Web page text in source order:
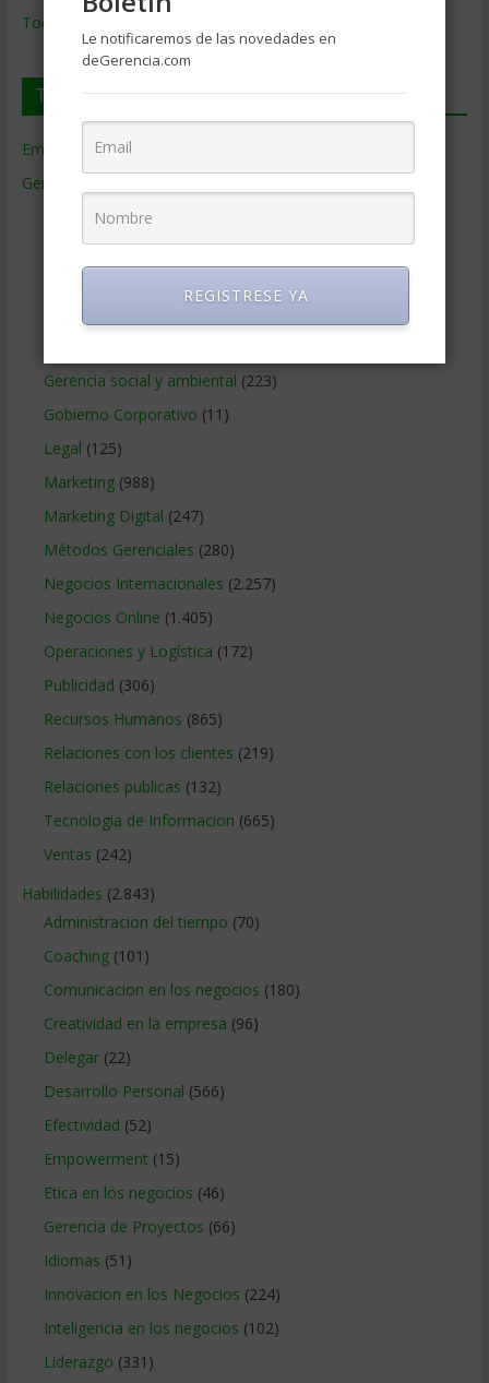
Todos los Temas
Temas de Gerencia
Empresas de Gerencia
Gerencia
Ciencias Económicas
Contabilidad(466)
Gerencia social y ambiental (223)
Gobierno Corporativo (11)
Legal (125)
Marketing(988)
Marketing Digital (247)
Métodos Gerenciales (280)
Negocios Internacionales (2.257)
Negocios Online (1.405)
Operaciones y Logística (172)
Publicidad (306)
Recursos Humanos (865)
Relaciones con los clientes (219)
Relaciones publicas (132)
Tecnologia de Informacion (665)
Ventas (242)
Habilidades (2.843)
Administracion del tiempo (70)
Coaching(101)
Comunicacion en los negocios (180)
Creatividad en la empresa (96)
Delegar(22)
Desarrollo Personal (566)
Efectividad (52)
Empowerment (15)
Etica en los negocios (46)
Gerencia de Proyectos (66)
Idiomas (51)
Innovacion en los Negocios (224)
Inteligencia en los negocios (102)
Liderazgo (331)
Le notificaremos de las novedades en
deGerencia.com
REGISTRESE YA